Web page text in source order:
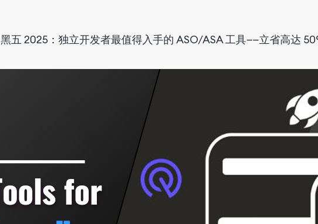
黑五 2025：独立开发者最值得入手的 ASO/ASA 工具——立省高达